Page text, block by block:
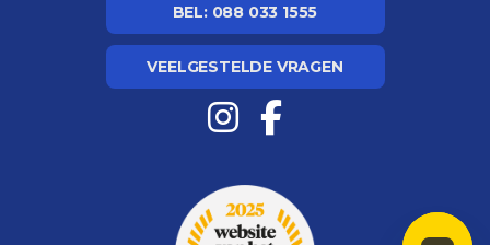
BEL: 088 033 1555
VEELGESTELDE VRAGEN